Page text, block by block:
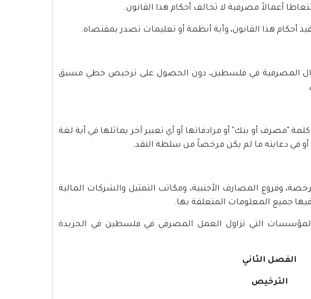
أعمالاً مصرفية لا تخالف أحكام هذا القانون.
المصرفية في فلسطين، دون الحصول على ترخيص خطي مسبق
أو بنك" أو مرادفاتها أو أي تعبير آخر يماثلها في أية لغة
أو في دعايته ما لم يكن مرخصاً من سلطة النقد.
وفروع المصارف الأجنبية، ومكاتب التمثيل والشركات المالية
جميع المعلومات المتعلقة بها.
التي تزاول العمل المصرفي في فلسطين في الجريدة
الفصل الثاني
الترخيص